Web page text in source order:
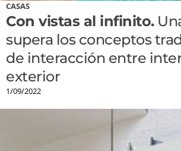
CASAS
Con vistas al infinito.
supera los conceptos
de interacción entre
exterior
1/09/2022